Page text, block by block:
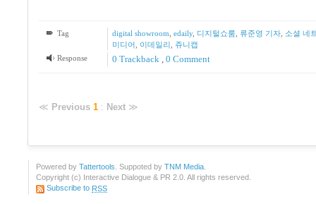
Tag digital showroom edaily, 디지털쇼룸 류준영 기자, 소셜 네
미디어
이데일리 쥬니캡
Response
0 Trackback 0 Comment
≪ Previous 1 : Next ≫
Powered by Tattertools. Suppoted by TNM Media.
Copyright (c) Interactive Dialogue & PR 2.0. All rights reserved.
Subscribe to RSS